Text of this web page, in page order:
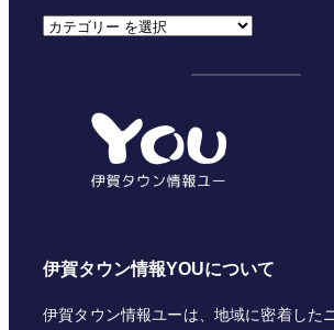
カ
伊賀タウン情報YOUについて
伊賀タウン情報ユーは、地域に密着した